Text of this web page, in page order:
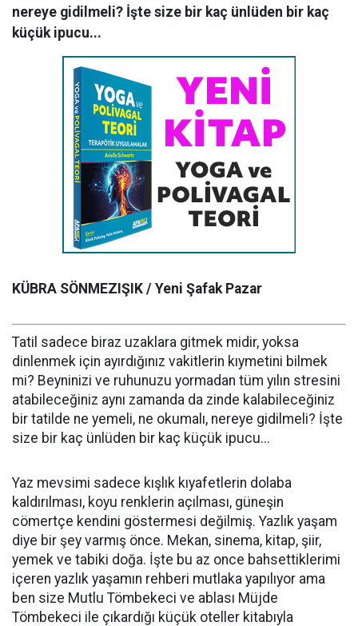
nereye gidilmeli? İşte size bir kaç ünlüden bir kaç
küçük ipucu...
KÜBRA SÖNMEZIŞIK / Yeni Şafak Pazar
Tatil sadece biraz uzaklara gitmek midir, yoksa
dinlenmek için ayırdığınız vakitlerin kıymetini bilmek
mi? Beyninizi ve ruhunuzu yormadan tüm yılın stresini
atabileceğiniz aynı zamanda da zinde kalabileceğiniz
bir tatilde ne yemeli, ne okumalı, nereye gidilmeli? İşte
size bir kaç ünlüden bir kaç küçük ipucu...
Yaz mevsimi sadece kışlık kıyafetlerin dolaba
kaldırılması, koyu renklerin açılması, güneşin
cömertçe kendini göstermesi değilmiş. Yazlık yaşam
diye bir şey varmış önce. Mekan, sinema, kitap, şiir,
yemek ve tabiki doğa. İşte bu az once bahsettiklerimi
içeren yazlık yaşamın rehberi mutlaka yapılıyor ama
ben size Mutlu Tömbekeci ve ablası Müjde
Tömbekeci ile çıkardığı küçük oteller kitabıyla